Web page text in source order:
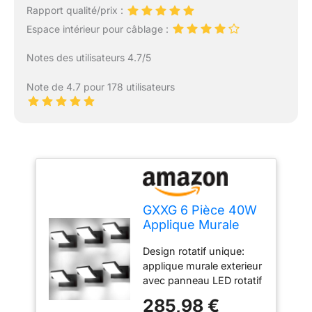
Rapport qualité/prix :
Espace intérieur pour câblage :
Notes des utilisateurs 4.7/5
Note de 4.7 pour 178 utilisateurs
GXXG 6 Pièce 40W
Applique Murale
Noir Applique
Exterieur avec
panneau LED
pivotant à 350°
Design rotatif unique:
applique murale exterieur
avec panneau LED rotatif
285,98 €